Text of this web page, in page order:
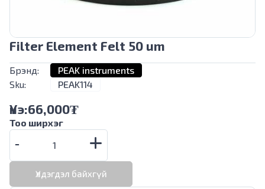
Filter Element Felt 50 um
Брэнд:
PEAK instruments
Sku:
PEAK114
Үнэ:66,000₮
Тоо ширхэг
Үлдэгдэл байхгүй